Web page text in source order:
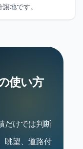
地です。
使い方
だけでは判断
眺望、道路付